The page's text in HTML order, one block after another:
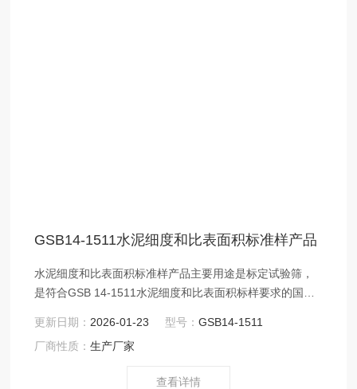
GSB14-1511水泥细度和比表面积标准样产品
水泥细度和比表面积标准样产品主要用途是标定试验筛，
是符合GSB 14-1511水泥细度和比表面积标样要求的国家
更新日期： 2026-01-23 型号：GSB14-1511
厂商性质：生产厂家
查看详情